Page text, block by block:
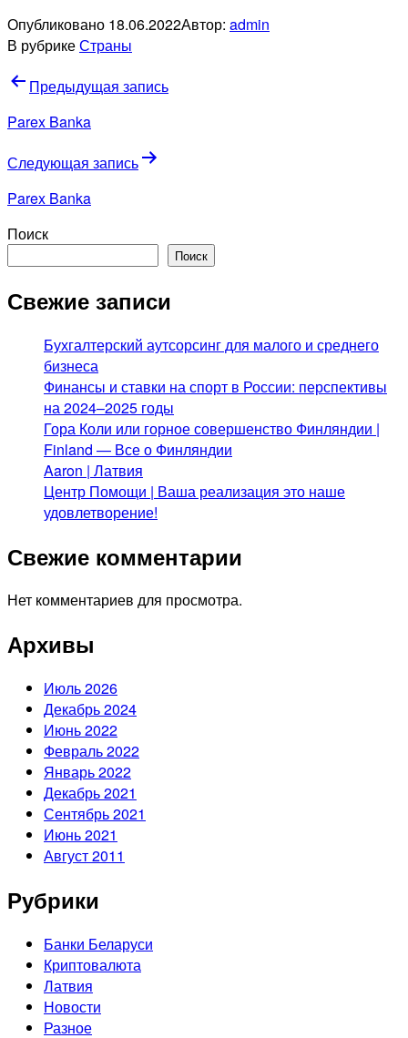
Опубликовано 18.06.2022Автор: admin
В рубрикеСтраны
Навигация
по
Предыдущая запись
Parex Banka
Следующая запись
Parex Banka
Поиск
Поиск
Свежие записи
Бухгалтерский аутсорсинг для малого и среднего
бизнеса
Финансы и ставки на спорт в России: перспективы
на 2024–2025 годы
Гора Коли или горное совершенство Финляндии |
Finland — Все о Финляндии
Aaron | Латвия
Центр Помощи | Ваша реализация это наше
удовлетворение!
Свежие комментарии
Нет комментариев для просмотра.
Архивы
Июль 2026
Декабрь 2024
Июнь 2022
Февраль 2022
Январь 2022
Декабрь 2021
Сентябрь 2021
Июнь 2021
Август 2011
Рубрики
Банки Беларуси
Криптовалюта
Латвия
Новости
Разное